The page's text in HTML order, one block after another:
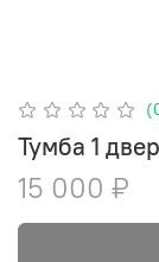
Тумба 1
15 000 ₽